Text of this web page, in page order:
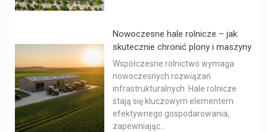
Nowoczesne hale rolnicze – jak
skutecznie chronić plony i maszyny
Współczesne rolnictwo wymaga
nowoczesnych rozwiązań
infrastrukturalnych. Hale rolnicze
stają się kluczowym elementem
efektywnego gospodarowania,
zapewniając...